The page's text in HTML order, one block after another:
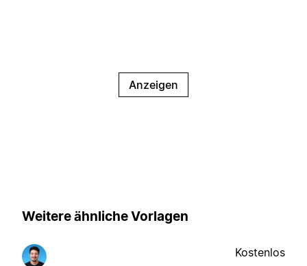
Anzeigen
Weitere ähnliche Vorlagen
Kostenlos